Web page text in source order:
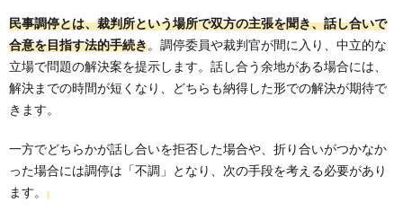
民事調停とは、裁判所という場所で双方の主張を聞き、話し合いで
合意を目指す法的手続き。調停委員や裁判官が間に入り、中立的な
立場で問題の解決案を提示します。話し合う余地がある場合には、
解決までの時間が短くなり、どちらも納得した形での解決が期待で
きます。
一方でどちらかが話し合いを拒否した場合や、折り合いがつかなか
った場合には調停は「不調」となり、次の手段を考える必要があり
ます。